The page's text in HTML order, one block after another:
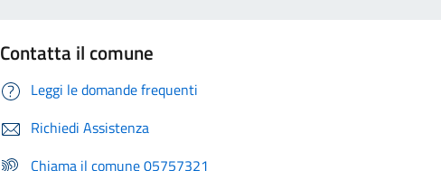
Contatta il comune
Leggi le domande frequenti
Richiedi Assistenza
Chiama il comune 05757321